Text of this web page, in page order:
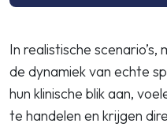
In realistische
de dynamiek van echte
hun klinische blik aan,
te handelen en krijgen